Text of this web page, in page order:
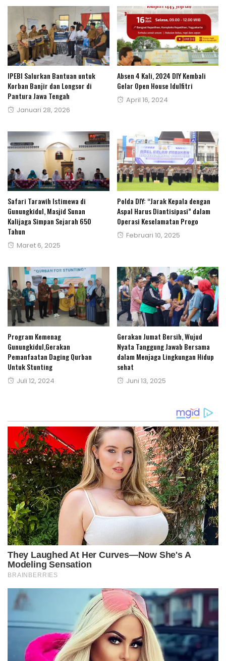
IPEBI Salurkan Bantuan untuk
Korban Banjir dan Longsor di
Pantura Jawa Tengah
Posted
Januari 28, 2026
Absen 4 Kali, 2024 DIY Kembali
Gelar Open House Idulfitri
Posted
April 16, 2024
Safari Tarawih Istimewa di
Gunungkidul, Masjid Sunan
Kalijaga Simpan Sejarah 650
Tahun
Posted
Maret 6, 2025
Polda DIY: “Jarak Kepala dengan
Aspal Harus Diantisipasi” dalam
Operasi Keselamatan Progo
Posted
Februari 10, 2025
Program Kemenag
Gunungkidul,Gerakan
Pemanfaatan Daging Qurban
Untuk Stunting
Posted
Juli 12, 2024
Gerakan Jumat Bersih, Wujud
Nyata Tanggung Jawab Bersama
dalam Menjaga Lingkungan Hidup
sehat
Posted
Juni 13, 2025